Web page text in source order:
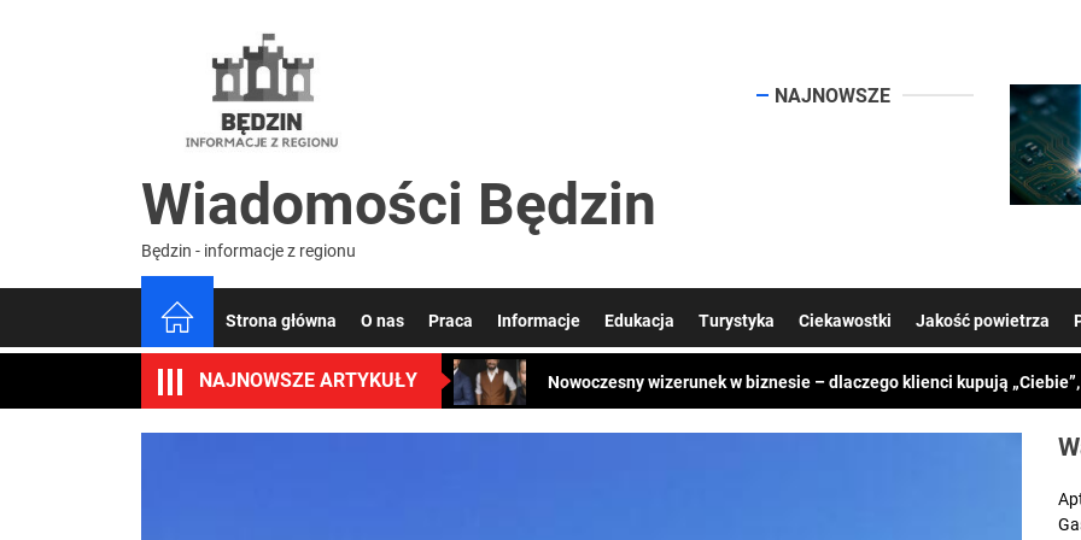
Wiadomości Będzin
Będzin - informacje z regionu
NAJNOWSZE
Strona główna O nas Praca Informacje Edukacja Turystyka Ciekawostki Jakość powietrza
NAJNOWSZE ARTYKUŁY
Nowoczesny wizerunek w biznesie – dlaczego klienci kupują
Typowe zastosowania przemysłowe cięcia laserowego
Jaki styropian na ocieplenie domu? Przewodnik, który naprawdę